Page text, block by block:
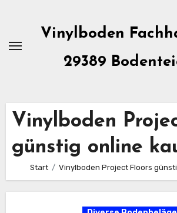
springen
Vinylboden
29389
Vinylboden
günstig online
Start Vinylboden Project Floors